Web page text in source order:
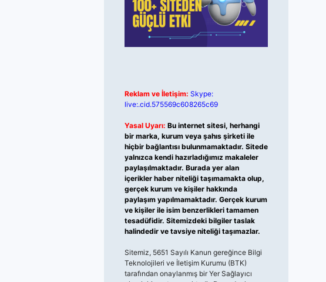
Reklam ve İletişim: Skype:
live:.cid.575569c608265c69
Yasal Uyarı: Bu internet sitesi, herhangi
bir marka, kurum veya şahıs şirketi ile
hiçbir bağlantısı bulunmamaktadır. Sitede
yalnızca kendi hazırladığımız makaleler
paylaşılmaktadır. Burada yer alan
içerikler haber niteliği taşımamakta olup,
gerçek kurum ve kişiler hakkında
paylaşım yapılmamaktadır. Gerçek kurum
ve kişiler ile isim benzerlikleri tamamen
tesadüfidir. Sitemizdeki bilgiler taslak
halindedir ve tavsiye niteliği taşımazlar.
Sitemiz, 5651 Sayılı Kanun gereğince Bilgi
Teknolojileri ve İletişim Kurumu (BTK)
tarafından onaylanmış bir Yer Sağlayıcı